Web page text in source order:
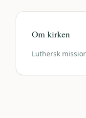
Om kirken
Luthersk